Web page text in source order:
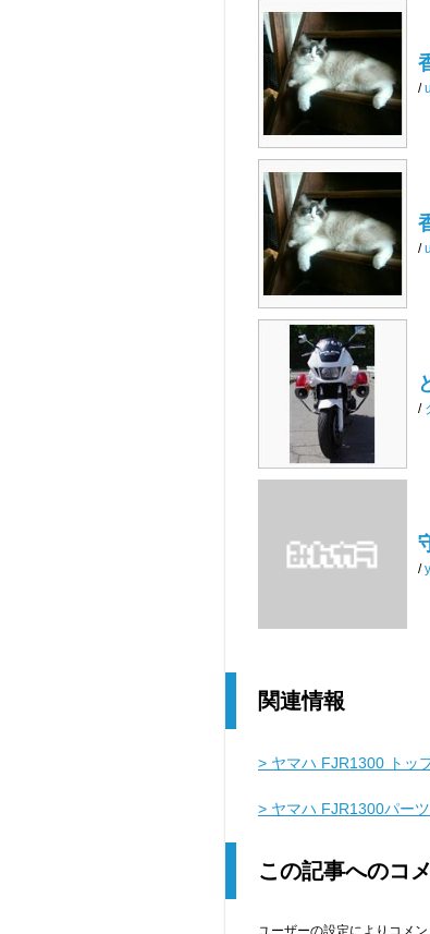
/
/
/
/
関連情報
> ヤマハ FJR1300 トッ
> ヤマハ FJR1300パー
この記事へのコ
ユーザーの設定によりコメン